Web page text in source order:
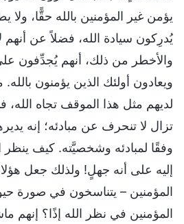
يؤمن غير المؤمنين بالله حقًّا، ولا
يُدرِكون سيادة الله، فضلاً عن أنهم
والأخطر من ذلك، أنهم يُجدِّفون
ويعادون أولئك الذين يؤمنون
لديهم مثل هذا الموقف تجاه الله،
تزال لا تنحرف عن مبادئه؛ إنه
وفقًا لمبادئه وشخصيَّته. كيف ينظر
إليه على أنه جهلٍ! ولذلك جعل
المؤمنين – يتناسخون في صورة
المؤمنين في نظر الله إذًا؟ إنهم